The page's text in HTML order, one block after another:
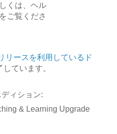
くは、ヘル
ご覧くださ
リースを利用しているド
ています。
ィション:
& Learning Upgrade